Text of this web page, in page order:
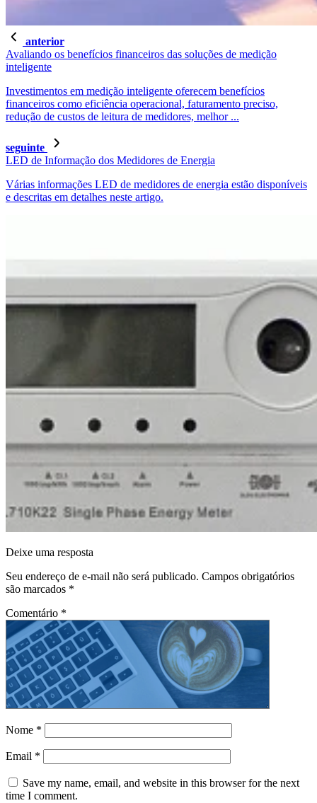
anterior
Avaliando os benefícios financeiros das soluções de medição
inteligente
Investimentos em medição inteligente oferecem benefícios
financeiros como eficiência operacional, faturamento preciso,
redução de custos de leitura de medidores, melhor ...
seguinte
LED de Informação dos Medidores de Energia
Várias informações LED de medidores de energia estão disponíveis
e descritas em detalhes neste artigo.
Deixe uma resposta
Seu endereço de e-mail não será publicado. Campos obrigatórios
são marcados *
Comentário *
Nome *
Email *
Save my name, email, and website in this browser for the next
time I comment.